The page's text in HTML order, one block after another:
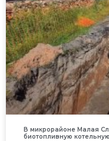
В микрорайоне Малая
биотопливную